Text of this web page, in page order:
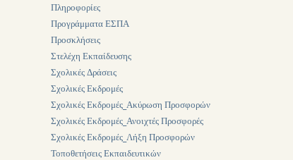
Πληροφορίες
Προγράμματα ΕΣΠΑ
Προσκλήσεις
Στελέχη Εκπαίδευσης
Σχολικές Δράσεις
Σχολικές Εκδρομές
Σχολικές Εκδρομές_Ακύρωση Προσφορών
Σχολικές Εκδρομές_Ανοιχτές Προσφορές
Σχολικές Εκδρομές_Λήξη Προσφορών
Τοποθετήσεις Εκπαιδευτικών